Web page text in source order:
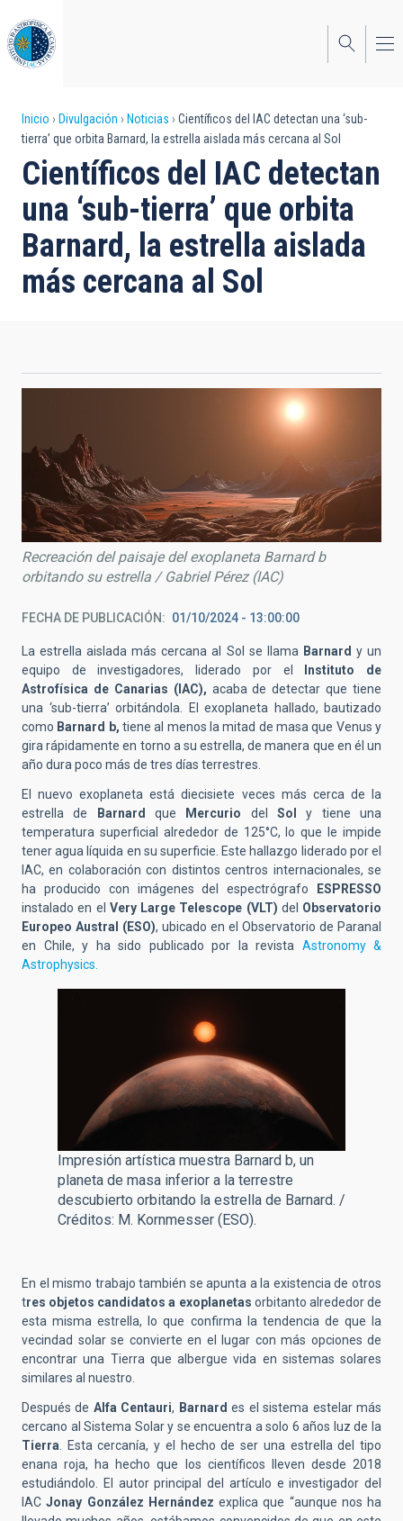
al
contenido
principal
Sobrescribir
enlaces
de
ayuda
a
la
Inicio Divulgación Noticias
Científicos del IAC detectan una ‘sub-
tierra’ que orbita Barnard, la estrella aislada más cercana al Sol
Científicos del IAC detectan
una ‘sub-tierra’ que orbita
Barnard, la estrella aislada
más cercana al Sol
Recreación del paisaje del exoplaneta Barnard b
orbitando su estrella / Gabriel Pérez (IAC)
FECHA DE PUBLICACIÓN 01/10/2024 - 13:00:00
La estrella aislada más cercana al Sol se llama Barnard y un
equipo de investigadores, liderado por el
Instituto de
Astrofísica de Canarias (IAC), acaba de detectar que tiene
una ‘sub-tierra’ orbitándola. El exoplaneta hallado, bautizado
como Barnard b, tiene al menos la mitad de masa que Venus y
gira rápidamente en torno a su estrella, de manera que en él un
año dura poco más de tres días terrestres.
El nuevo exoplaneta está diecisiete veces más cerca de la
estrella de
Barnardque Mercurio delSoly tiene una
temperatura superficial alrededor de 125°C, lo que le impide
tener agua líquida en su superficie. Este hallazgo liderado por el
IAC, en colaboración con distintos centros internacionales, se
ha producido con imágenes del espectrógrafo
ESPRESSO
instalado en el Very Large Telescope (VLT) del Observatorio
Europeo Austral (ESO), ubicado en el Observatorio de Paranal
en Chile, y ha sido publicado por la revista Astronomy &
Astrophysics.
Impresión artística muestra Barnard b, un
planeta de masa inferior a la terrestre
descubierto orbitando la estrella de Barnard. /
Créditos: M. Kornmesser (ESO).
En el mismo trabajo también se apunta a la existencia de otros
tres objetos candidatos a exoplanetas orbitanto alrededor de
esta misma estrella, lo que confirma la tendencia de que la
vecindad solar se convierte en el lugar con más opciones de
encontrar una Tierra que albergue vida en sistemas solares
similares al nuestro.
Después de Alfa Centauri, Barnardes el sistema estelar más
cercano al Sistema Solar y se encuentra a solo 6 años luz de la
Tierra. Esta cercanía, y el hecho de ser una estrella del tipo
enana roja, ha hecho que los científicos lleven desde 2018
estudiándolo. El autor principal del artículo e investigador del
IACJonay González Hernández explica que “aunque nos ha